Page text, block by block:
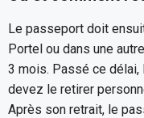
Le passeport doit
Portel ou dans une
3 mois. Passé ce
devez le retirer
Après son retrait, le